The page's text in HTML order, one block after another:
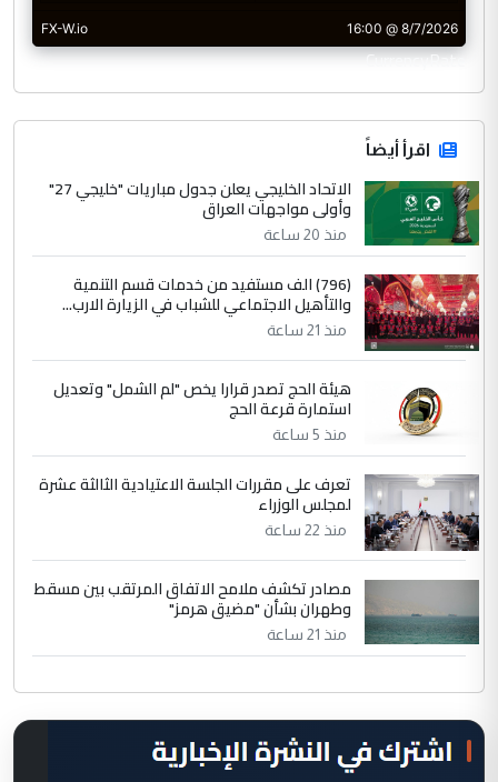
CurrencyRate
اقرأ أيضاً
الاتحاد الخليجي يعلن جدول مباريات "خليجي 27"
وأولى مواجهات العراق
منذ 20 ساعة
(796) الف مستفيد من خدمات قسم التنمية
والتأهيل الاجتماعي للشباب في الزيارة الارب...
منذ 21 ساعة
هيئة الحج تصدر قرارا يخص "لم الشمل" وتعديل
استمارة قرعة الحج
منذ 5 ساعة
تعرف على مقررات الجلسة الاعتيادية الثالثة عشرة
لمجلس الوزراء
منذ 22 ساعة
مصادر تكشف ملامح الاتفاق المرتقب بين مسقط
وطهران بشأن "مضيق هرمز"
منذ 21 ساعة